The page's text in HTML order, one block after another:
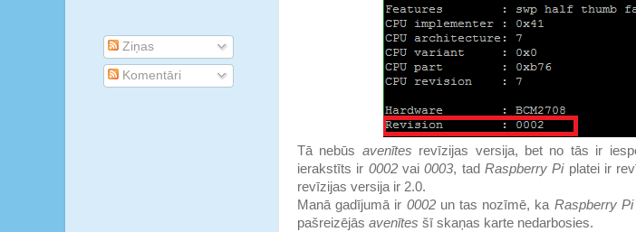
Tā nebūs avenītes revīzijas versija, bet no tās ir
ierakstīts ir 0002vai0003, tad Raspberry Piplatei ir
revīzijas versija ir 2.0.
Manā gadījumā ir 0002un tas nozīmē, ka Raspberry Pi
pašreizējās avenītes šī skaņas karte nedarbosies.
Ziņas
Komentāri